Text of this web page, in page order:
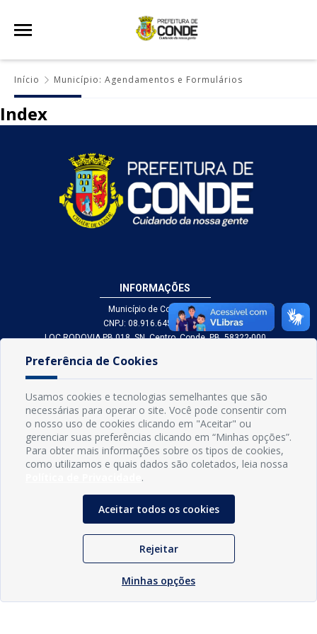
Início Município: Agendamentos e Formulários
Index
INFORMAÇÕES
Município de Conde - PB
CNPJ: 08.916.645/0001-80
LOC RODOVIA PB 018, SN, Centro, Conde, PB, 58322-000
gabinetedaprefeita@conde.pb.gov.br
Exp: Segunda a sexta, das 8h às 14h.
© Prefeitura Municipal do Conde | Desenvolvido porSogo Tecnologia
Preferência de Cookies
Usamos cookies e tecnologias semelhantes que são
necessárias para operar o site. Você pode consentir com
o nosso uso de cookies clicando em "Aceitar" ou
gerenciar suas preferências clicando em “Minhas opções”.
Para obter mais informações sobre os tipos de cookies,
como utilizamos e quais dados são coletados, leia nossa
.
Aceitar todos os cookies
Rejeitar
Minhas opções